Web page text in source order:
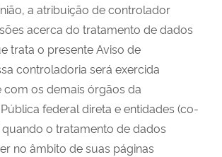
a atribuição de controlador
acerca do tratamento de dados
trata o presente Aviso de
controladoria será exercida
os demais órgãos da
federal direta e entidades (co-
o tratamento de dados
no âmbito de suas páginas